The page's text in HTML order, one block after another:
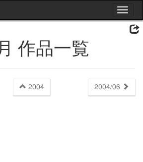
Toggle
作品一覧
2004 2004/06